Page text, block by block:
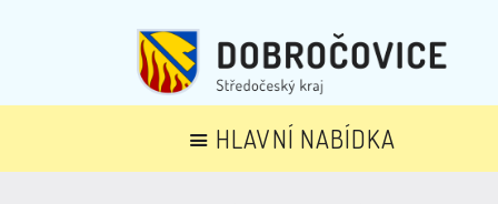
HLAVNÍ NABÍDKA